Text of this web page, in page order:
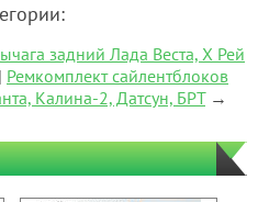
задний Лада Веста, Х Рей
| Ремкомплект сайлентблоков
Калина-2, Датсун, БРТ→